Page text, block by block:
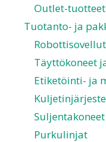
Outlet-tuotteet
Tuotanto- ja
Täyttökoneet
Etiketöinti- ja
Suljentakoneet
Purkulinjat